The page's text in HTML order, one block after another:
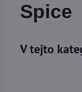
Spice